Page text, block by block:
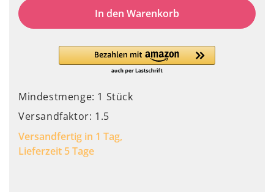
In den Warenkorb
Mindestmenge: 1 Stück
Versandfaktor: 1.5
Versandfertig in 1 Tag,
Lieferzeit 5 Tage